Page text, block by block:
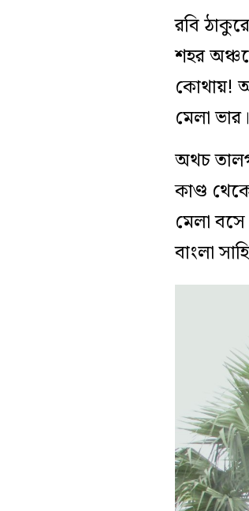
রবি
শহর
কোথায়!
মেলা ভার।
অথচ
কাণ্ড
মেলা
বাংলা